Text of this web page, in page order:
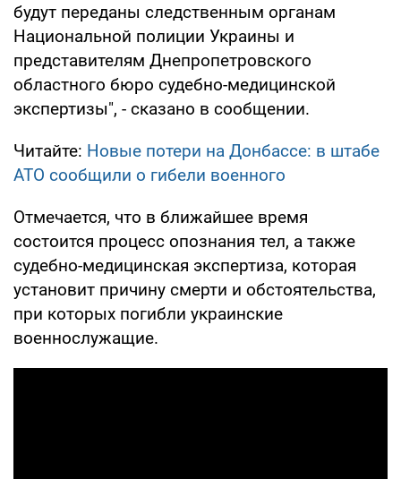
будут переданы следственным органам
Национальной полиции Украины и
представителям Днепропетровского
областного бюро судебно-медицинской
экспертизы", - сказано в сообщении.
Читайте: Новые потери на Донбассе: в штабе
АТО сообщили о гибели военного
Отмечается, что в ближайшее время
состоится процесс опознания тел, а также
судебно-медицинская экспертиза, которая
установит причину смерти и обстоятельства,
при которых погибли украинские
военнослужащие.